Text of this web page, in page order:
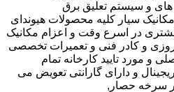
و سیستم تعلیق برق
سیار کلیه محصولات هیوندای
در اسرع وقت و اعزام مکانیک
و کادر فنی و تعمیرات تخصصی
و مورد تایید کارخانه تمام
و دارای گارانتی تعویض می
سرخه حصار,